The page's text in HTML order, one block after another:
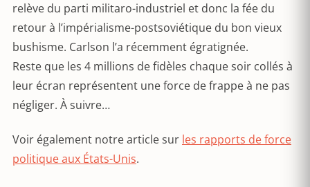
relève du parti militaro-industriel et donc la fée du
retour à l’impérialisme-postsoviétique du bon vieux
bushisme. Carlson l’a récemment égratignée.
Reste que les 4 millions de fidèles chaque soir collés à
leur écran représentent une force de frappe à ne pas
négliger. À suivre…
Voir également notre article sur les rapports de force
politique aux États-Unis.